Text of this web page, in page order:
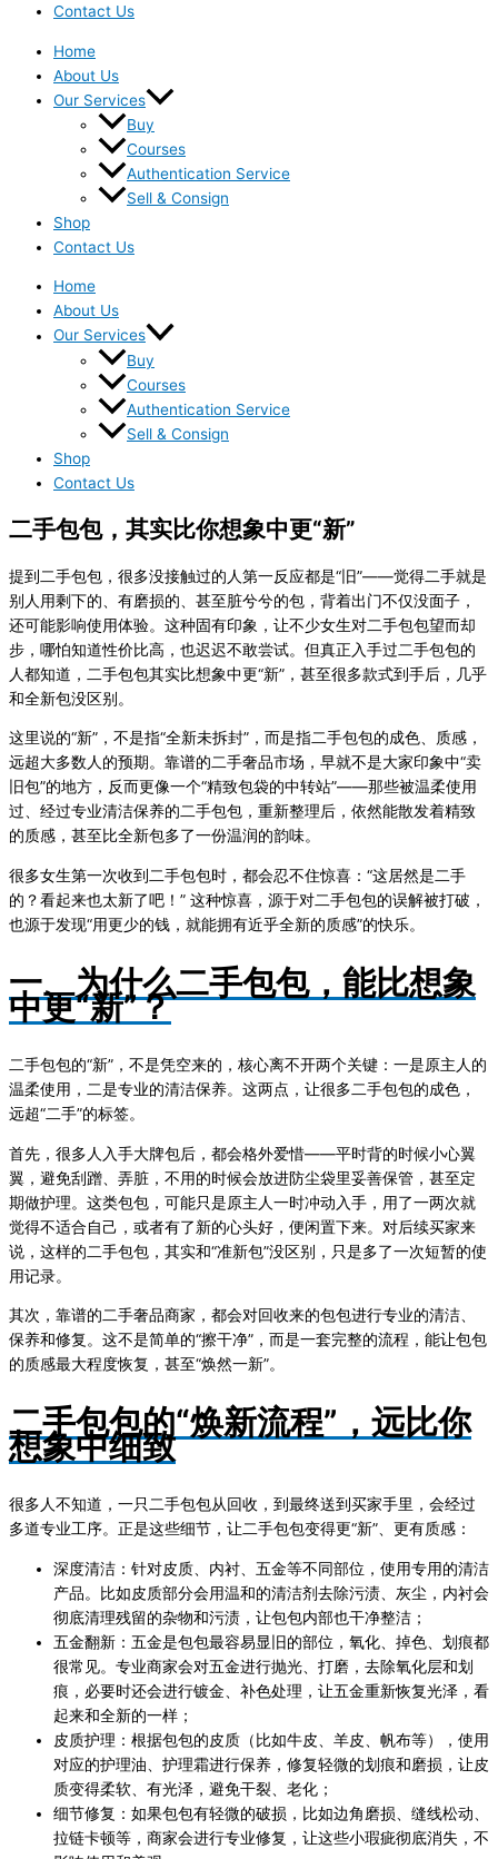
Contact Us
Home
About Us
Our Services
Buy
Courses
Authentication Service
Sell & Consign
Shop
Contact Us
Home
About Us
Our Services
Buy
Courses
Authentication Service
Sell & Consign
Shop
Contact Us
二手包包，其实比你想象中更“新”
提到二手包包，很多没接触过的人第一反应都是“旧”——觉得二手就是
别人用剩下的、有磨损的、甚至脏兮兮的包，背着出门不仅没面子，
还可能影响使用体验。这种固有印象，让不少女生对二手包包望而却
步，哪怕知道性价比高，也迟迟不敢尝试。但真正入手过二手包包的
人都知道，二手包包其实比想象中更“新”，甚至很多款式到手后，几乎
和全新包没区别。
这里说的“新”，不是指“全新未拆封”，而是指二手包包的成色、质感，
远超大多数人的预期。靠谱的二手奢品市场，早就不是大家印象中“卖
旧包”的地方，反而更像一个“精致包袋的中转站”——那些被温柔使用
过、经过专业清洁保养的二手包包，重新整理后，依然能散发着精致
的质感，甚至比全新包多了一份温润的韵味。
很多女生第一次收到二手包包时，都会忍不住惊喜：“这居然是二手
的？看起来也太新了吧！” 这种惊喜，源于对二手包包的误解被打破，
也源于发现“用更少的钱，就能拥有近乎全新的质感”的快乐。
一、为什么二手包包，能比想象
中更“新”？
二手包包的“新”，不是凭空来的，核心离不开两个关键：一是原主人的
温柔使用，二是专业的清洁保养。这两点，让很多二手包包的成色，
远超“二手”的标签。
首先，很多人入手大牌包后，都会格外爱惜——平时背的时候小心翼
翼，避免刮蹭、弄脏，不用的时候会放进防尘袋里妥善保管，甚至定
期做护理。这类包包，可能只是原主人一时冲动入手，用了一两次就
觉得不适合自己，或者有了新的心头好，便闲置下来。对后续买家来
说，这样的二手包包，其实和“准新包”没区别，只是多了一次短暂的使
用记录。
其次，靠谱的二手奢品商家，都会对回收来的包包进行专业的清洁、
保养和修复。这不是简单的“擦干净”，而是一套完整的流程，能让包包
的质感最大程度恢复，甚至“焕然一新”。
二手包包的“焕新流程”，远比你
想象中细致
很多人不知道，一只二手包包从回收，到最终送到买家手里，会经过
多道专业工序。正是这些细节，让二手包包变得更“新”、更有质感：
深度清洁：针对皮质、内衬、五金等不同部位，使用专用的清洁
产品。比如皮质部分会用温和的清洁剂去除污渍、灰尘，内衬会
彻底清理残留的杂物和污渍，让包包内部也干净整洁；
五金翻新：五金是包包最容易显旧的部位，氧化、掉色、划痕都
很常见。专业商家会对五金进行抛光、打磨，去除氧化层和划
痕，必要时还会进行镀金、补色处理，让五金重新恢复光泽，看
起来和全新的一样；
皮质护理：根据包包的皮质（比如牛皮、羊皮、帆布等），使用
对应的护理油、护理霜进行保养，修复轻微的划痕和磨损，让皮
质变得柔软、有光泽，避免干裂、老化；
细节修复：如果包包有轻微的破损，比如边角磨损、缝线松动、
拉链卡顿等，商家会进行专业修复，让这些小瑕疵彻底消失，不